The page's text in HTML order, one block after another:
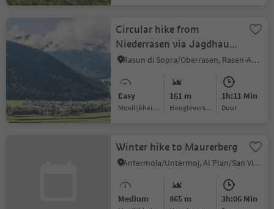
Circular hike from
Niederrasen via Jagdhaus
to Oberrasen
Rasun di Sopra/Oberrasen, Rasen-Antholz/Rasun Anterselva, Dolomites Region Kronplatz/Plan de Corones
Easy
Moeilijkheidsgraad
161 m
Hoogteverschil
1h:11 Min
Duur
Winter hike to Maurerberg
Antermoia/Untermoj, Al Plan/San Vigilio, Dolomites Region Kronplatz/Plan de Corones
Medium 865 m 3h:06 Min